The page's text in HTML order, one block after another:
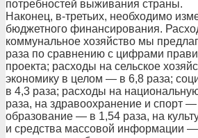
потребностей выживания страны.
Наконец, в-третьих, необходимо
бюджетного финансирования.
коммунальное хозяйство мы
раза по сравнению с цифрами
проекта; расходы на сельское
экономику в целом — в 6,8 раза;
в 4,3 раза; расходы на
раза, на здравоохранение и спорт
образование — в 1,54 раза, на
и средства массовой информации —